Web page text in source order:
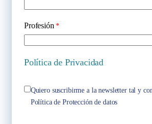
Profesión*
Política de Privacidad
Quiero suscribirme a la newsletter tal y
Política de Protección de datos